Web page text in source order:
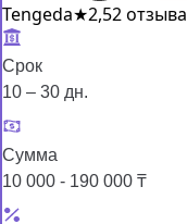
Tengeda★2,52 отзыва
Срок
10 – 30 дн.
Сумма
10 000 - 190 000 ₸